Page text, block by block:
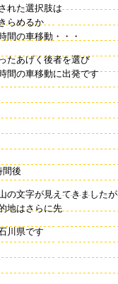
れた選択肢は
らめるか
間の車移動・・・
たあげく後者を選び
間の車移動に出発です
間後
の文字が見えてきましたが
地はさらに先
川県です